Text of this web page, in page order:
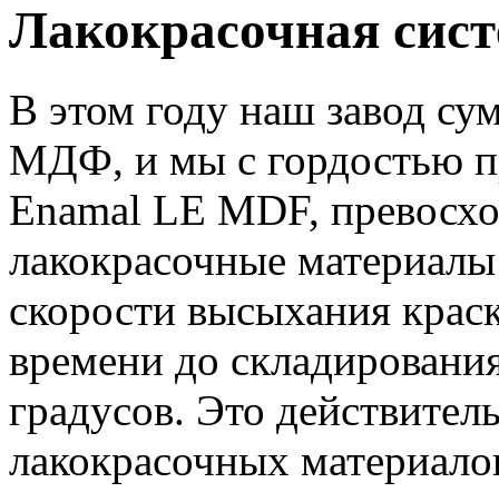
Лакокрасочная
В этом году наш завод
МДФ, и мы с гордостью
Enamal LE MDF,
лакокрасочные
скорости высыхания
времени до
градусов. Это
лакокрасочных